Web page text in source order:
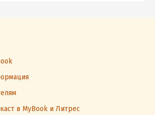
в MyBook и Литрес